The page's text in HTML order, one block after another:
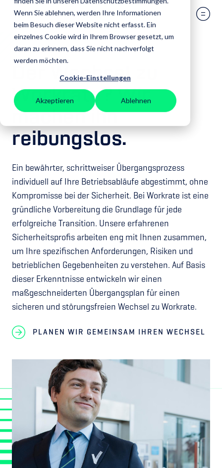
Wenn Sie ablehnen, werden Ihre Informationen
beim Besuch dieser Website nicht erfasst. Ein
einzelnes Cookie wird in Ihrem Browser gesetzt, um
daran zu erinnern, dass Sie nicht nachverfolgt
werden möchten.
Cookie-Einstellungen
Akzeptieren Ablehnen
Der Wechsel zu
Workrate? Wir
machen ihn
reibungslos.
Ein bewährter, schrittweiser Übergangsprozess
individuell auf Ihre Betriebsabläufe abgestimmt, ohne
Kompromisse bei der Sicherheit. Bei Workrate ist eine
gründliche Vorbereitung die Grundlage für jede
erfolgreiche Transition. Unsere erfahrenen
Sicherheitsprofis arbeiten eng mit Ihnen zusammen,
um Ihre spezifischen Anforderungen, Risiken und
betrieblichen Gegebenheiten zu verstehen. Auf Basis
dieser Erkenntnisse entwickeln wir einen
maßgeschneiderten Übergangsplan für einen
sicheren und störungsfreien Wechsel zu Workrate.
PLANEN WIR GEMEINSAM IHREN WECHSEL